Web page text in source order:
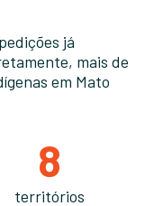
já
mais de
em Mato
8
territórios